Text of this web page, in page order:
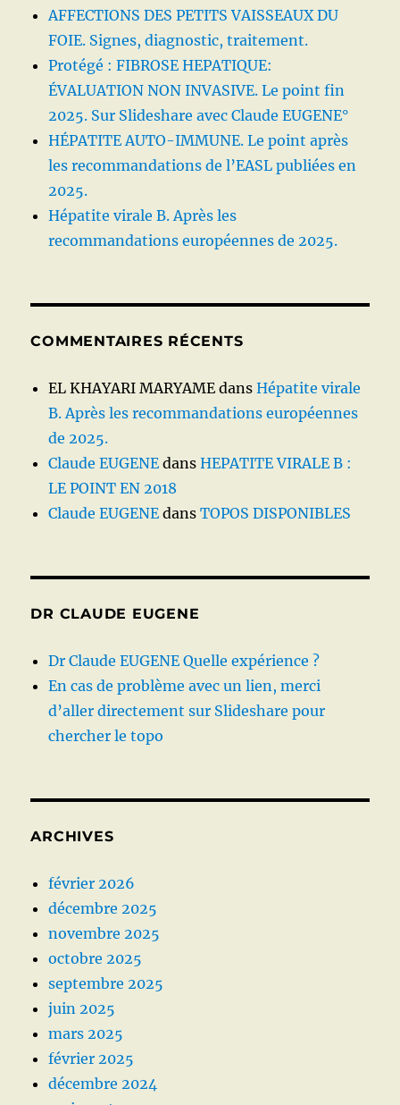
AFFECTIONS DES PETITS VAISSEAUX DU
FOIE. Signes, diagnostic, traitement.
Protégé : FIBROSE HEPATIQUE:
ÉVALUATION NON INVASIVE. Le point fin
2025. Sur Slideshare avec Claude EUGENE°
HÉPATITE AUTO-IMMUNE. Le point après
les recommandations de l’EASL publiées en
2025.
Hépatite virale B. Après les
recommandations européennes de 2025.
COMMENTAIRES RÉCENTS
EL KHAYARI MARYAME dansHépatite virale
B. Après les recommandations européennes
de 2025.
Claude EUGENE dansHEPATITE VIRALE B :
LE POINT EN 2018
Claude EUGENE dansTOPOS DISPONIBLES
DR CLAUDE EUGENE
Dr Claude EUGENE Quelle expérience ?
En cas de problème avec un lien, merci
d’aller directement sur Slideshare pour
chercher le topo
ARCHIVES
février 2026
décembre 2025
novembre 2025
octobre 2025
septembre 2025
juin 2025
mars 2025
février 2025
décembre 2024